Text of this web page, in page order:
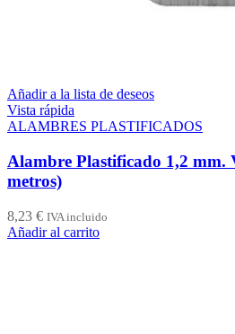
Añadir a la lista de deseos
Vista rápida
ALAMBRES PLASTIFICADOS
Alambre Plastificado 1,2 mm.
metros)
8,23 € IVA incluido
Añadir al carrito